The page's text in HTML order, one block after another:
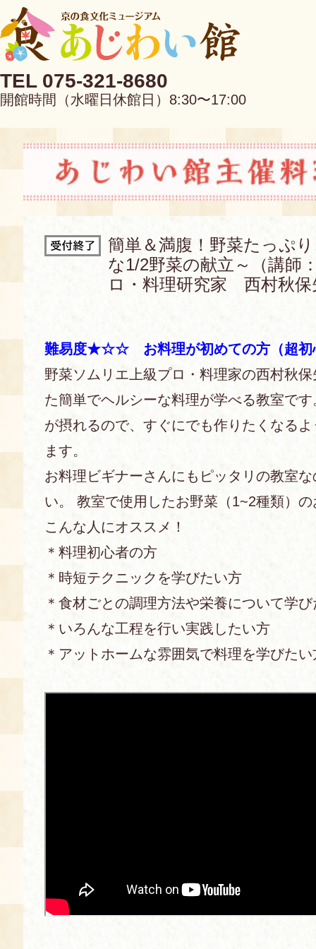
TEL 075-321-8680
開館時間（水曜日休館日）8:30〜17:00
EN 中文
当館について
あじわい館とは
京の食文化について
FAQ
料理教室
キャンセル・ご変更
食の海援隊・陸援隊 会員限定
展示室のご紹介
お土産コーナー
レンタル
備品リスト
空き状況・ご予約
団体向け見学・体験
食の語り部の部屋
簡単＆満腹！野菜たっぷ
な1/2野菜の献立～（講師
ロ・料理研究家 西村秋保
難易度★☆☆ お料理が初めての方（超初
野菜ソムリエ上級プロ・料理家の西村秋
た簡単でヘルシーな料理が学べる教室で
が摂れるので、すぐにでも作りたくなる
ます。
お料理ビギナーさんにもピッタリの教室
い。 教室で使用したお野菜（1~2種類）
こんな人にオススメ！
＊料理初心者の方
＊時短テクニックを学びたい方
＊食材ごとの調理方法や栄養について学
＊いろんな工程を行い実践したい方
＊アットホームな雰囲気で料理を学びたい